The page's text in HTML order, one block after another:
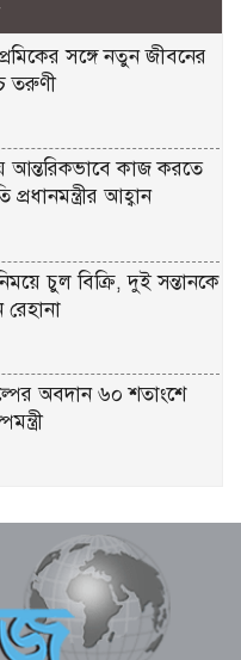
সঙ্গে নতুন জীবনের
তরুণী
আন্তরিকভাবে কাজ করতে
আহ্বান
চুল বিক্রি, দুই সন্তানকে
অবদান ৬০ শতাংশে
– প্রতিমন্ত্রী সুলতান
বিজিবি অভিযানে
পণ্যসহ আটক-১